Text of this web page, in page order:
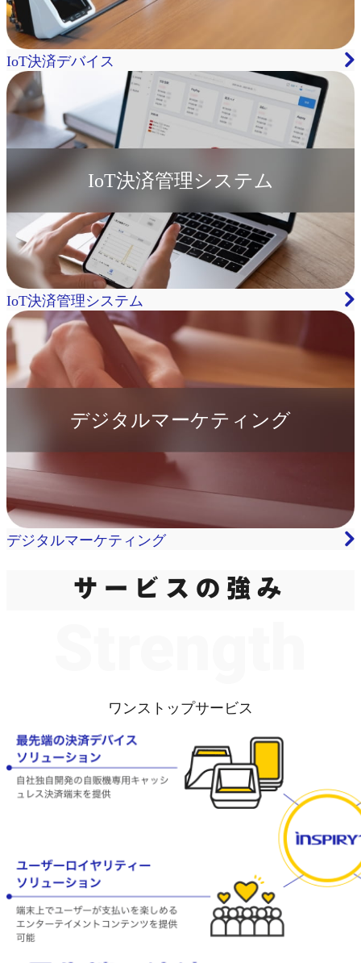
IoT決済デバイス
IoT決済管理システム
IoT決済管理システム
デジタルマーケティング
デジタルマーケティング
サービスの強み
ワンストップサービス